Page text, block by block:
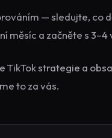
— sledujte, co
měsíc a začněte s 3–4
strategie a
to za vás.